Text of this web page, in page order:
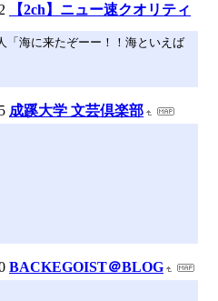
【2ch】ニュー速クオリティ
「海に来たぞーー！！海といえば
成蹊大学 文芸倶楽部
BACKEGOIST＠BLOG